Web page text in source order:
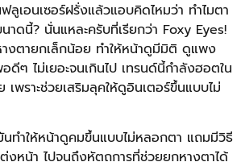
ลูเอนเซอร์ฝรั่งแล้วแอบคิดไหมว่า ทำไมตา
าดนี้? นั่นแหละครับที่เรียกว่า Foxy Eyes!
งตายกเล็กน้อย ทำให้หน้าดูมีมิติ ดูแพง
ๆ ไม่เยอะจนเกินไป เทรนด์นี้กำลังฮอตใน
พราะช่วยเสริมลุคให้ดูอินเตอร์ขึ้นแบบไม่
นทำให้หน้าดูคมขึ้นแบบไม่หลอกตา แถมมีวิธี
หน้า ไปจนถึงหัตถการที่ช่วยยกหางตาได้